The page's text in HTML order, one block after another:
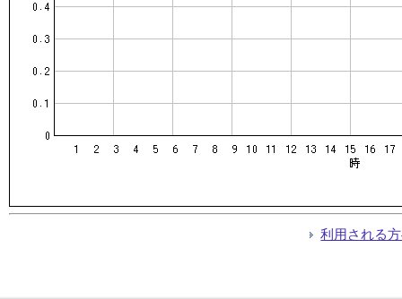
利用される